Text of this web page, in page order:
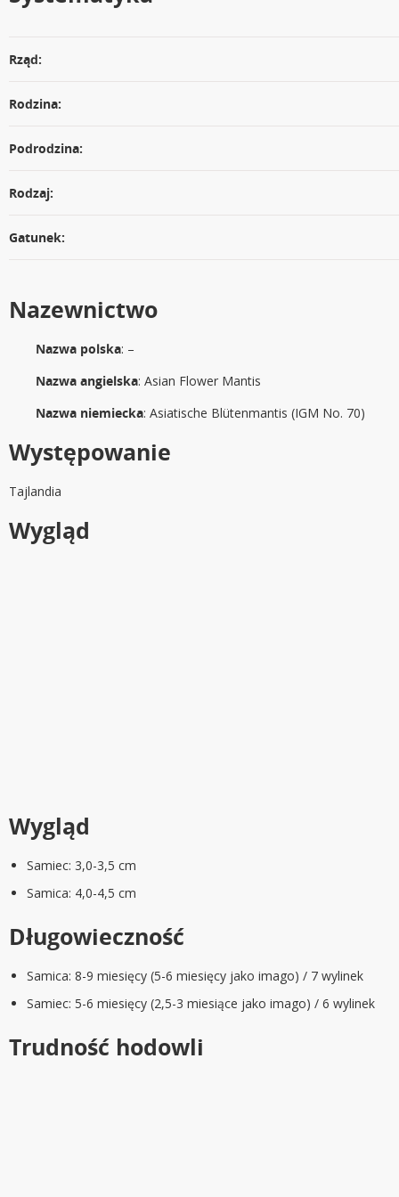
Rząd:
Rodzina:
Podrodzina:
Rodzaj:
Gatunek:
Nazewnictwo
Nazwa polska: –
Nazwa angielska: Asian Flower Mantis
Nazwa niemiecka: Asiatische Blütenmantis (IGM No. 70)
Występowanie
Tajlandia
Wygląd
Wygląd
Samiec: 3,0-3,5 cm
Samica: 4,0-4,5 cm
Długowieczność
Samica: 8-9 miesięcy (5-6 miesięcy jako imago) / 7 wylinek
Samiec: 5-6 miesięcy (2,5-3 miesiące jako imago) / 6 wylinek
Trudność hodowli